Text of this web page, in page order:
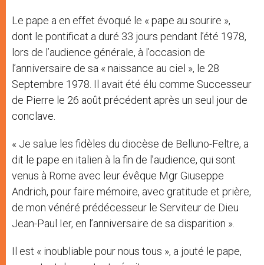
Le pape a en effet évoqué le « pape au sourire »,
dont le pontificat a duré 33 jours pendant l’été 1978,
lors de l’audience générale, à l’occasion de
l’anniversaire de sa « naissance au ciel », le 28
Septembre 1978. Il avait été élu comme Successeur
de Pierre le 26 août précédent après un seul jour de
conclave.
« Je salue les fidèles du diocèse de Belluno-Feltre, a
dit le pape en italien à la fin de l’audience, qui sont
venus à Rome avec leur évêque Mgr Giuseppe
Andrich, pour faire mémoire, avec gratitude et prière,
de mon vénéré prédécesseur le Serviteur de Dieu
Jean-Paul Ier, en l’anniversaire de sa disparition ».
Il est « inoubliable pour nous tous », a jouté le pape,